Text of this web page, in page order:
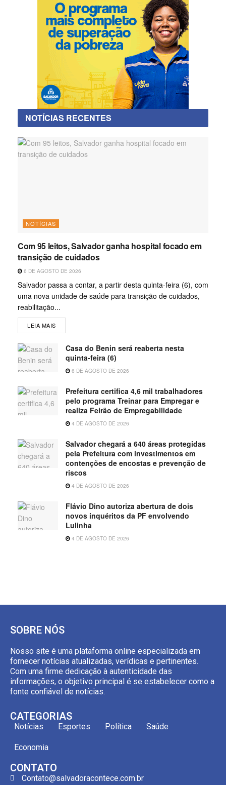
NOTÍCIAS RECENTES
NOTÍCIAS
Com 95 leitos, Salvador ganha hospital focado em
transição de cuidados
6 DE AGOSTO DE 2026
Salvador passa a contar, a partir desta quinta-feira (6), com
uma nova unidade de saúde para transição de cuidados,
reabilitação...
LEIA MAIS
Casa do Benin será reaberta nesta
quinta-feira (6)
6 DE AGOSTO DE 2026
Prefeitura certifica 4,6 mil trabalhadores
pelo programa Treinar para Empregar e
realiza Feirão de Empregabilidade
4 DE AGOSTO DE 2026
Salvador chegará a 640 áreas protegidas
pela Prefeitura com investimentos em
contenções de encostas e prevenção de
riscos
4 DE AGOSTO DE 2026
Flávio Dino autoriza abertura de dois
novos inquéritos da PF envolvendo
Lulinha
4 DE AGOSTO DE 2026
SOBRE NÓS
Nosso site é uma plataforma online especializada em
fornecer notícias atualizadas, verídicas e pertinentes.
Com uma firme dedicação à autenticidade das
informações, o objetivo principal é se estabelecer como a
fonte confiável de notícias.
CATEGORIAS
Notícias Esportes Política Saúde
Economia
CONTATO
Contato@salvadoracontece.com.br